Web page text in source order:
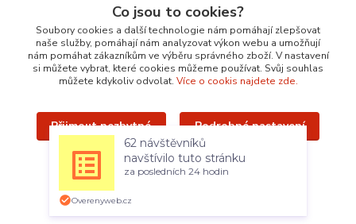
r.smokon@pohlednicecr.cz
Upravit sběr cookies.
Vytvořeno na
Co jsou to cookies?
Soubory cookies a další technologie nám pomáhají zlepšovat
naše služby, pomáhají nám analyzovat výkon webu a umožňují
nám pomáhat zákazníkům ve výběru správného zboží. V nastavení
si můžete vybrat, které cookies můžeme používat. Svůj souhlas
můžete kdykoliv odvolat. Více o cookis najdete zde.
Přijmout nezbytné Podrobné nastavení
Přijmout všechny
62 návštěvníků
navštívilo tuto stránku